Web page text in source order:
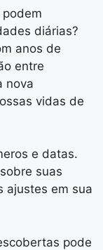
diárias?
anos de
entre
nova
vidas de
e datas.
suas
ajustes em sua
pode